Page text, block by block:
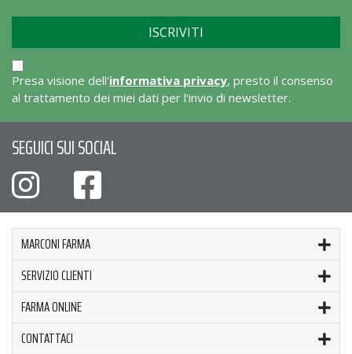
Presa visione dell'informativa privacy, presto il consenso
al trattamento dei miei dati per l'invio di newsletter.
SEGUICI SUI SOCIAL
MARCONI FARMA
SERVIZIO CLIENTI
FARMA ONLINE
CONTATTACI